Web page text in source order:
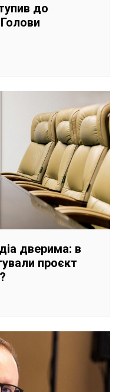
до
дверима: в
проєкт